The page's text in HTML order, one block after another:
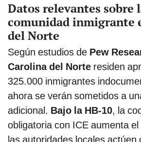
Datos relevantes sobre
comunidad inmigrante
del Norte
Según estudios de Pew
Carolina del Norte residen
325.000 inmigrantes
ahora se verán sometidos a
adicional. Bajo la HB-10, la
obligatoria con ICE aumenta